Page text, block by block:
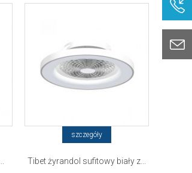
szczegóły
Tibet żyrandol sufitowy biały z...